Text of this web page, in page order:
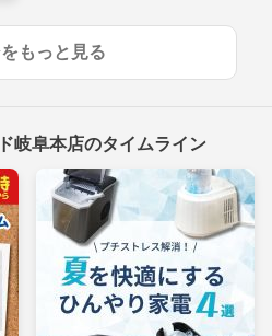
もっと見る
岐阜本店のタイムライン